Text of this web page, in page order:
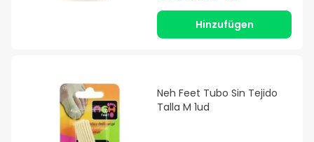
Hinzufügen
Neh Feet Tubo Sin Tejido
Talla M 1ud